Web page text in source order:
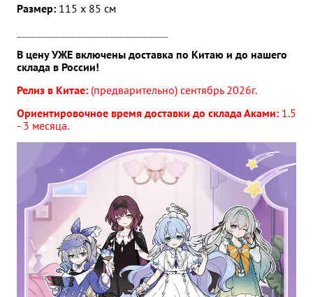
Размер: 115 х 85 см
В цену УЖЕ включены доставка по Китаю и до нашего
склада в России!
Релиз в Китае: (предварительно) сентябрь 2026г.
Ориентировочное время доставки до склада Аками: 1.5
- 3 месяца.